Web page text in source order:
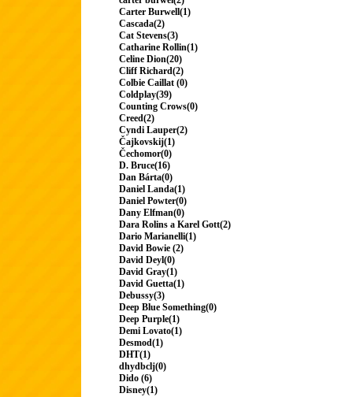
Carter Burwell(1)
Cascada(2)
Cat Stevens(3)
Catharine Rollin(1)
Celine Dion(20)
Cliff Richard(2)
Colbie Caillat (0)
Coldplay(39)
Counting Crows(0)
Creed(2)
Cyndi Lauper(2)
Čajkovskij(1)
Čechomor(0)
D. Bruce(16)
Dan Bárta(0)
Daniel Landa(1)
Daniel Powter(0)
Dany Elfman(0)
Dara Rolins a Karel Gott(2)
Dario Marianelli(1)
David Bowie (2)
David Deyl(0)
David Gray(1)
David Guetta(1)
Debussy(3)
Deep Blue Something(0)
Deep Purple(1)
Demi Lovato(1)
Desmod(1)
DHT(1)
dhydbclj(0)
Dido (6)
Disney(1)